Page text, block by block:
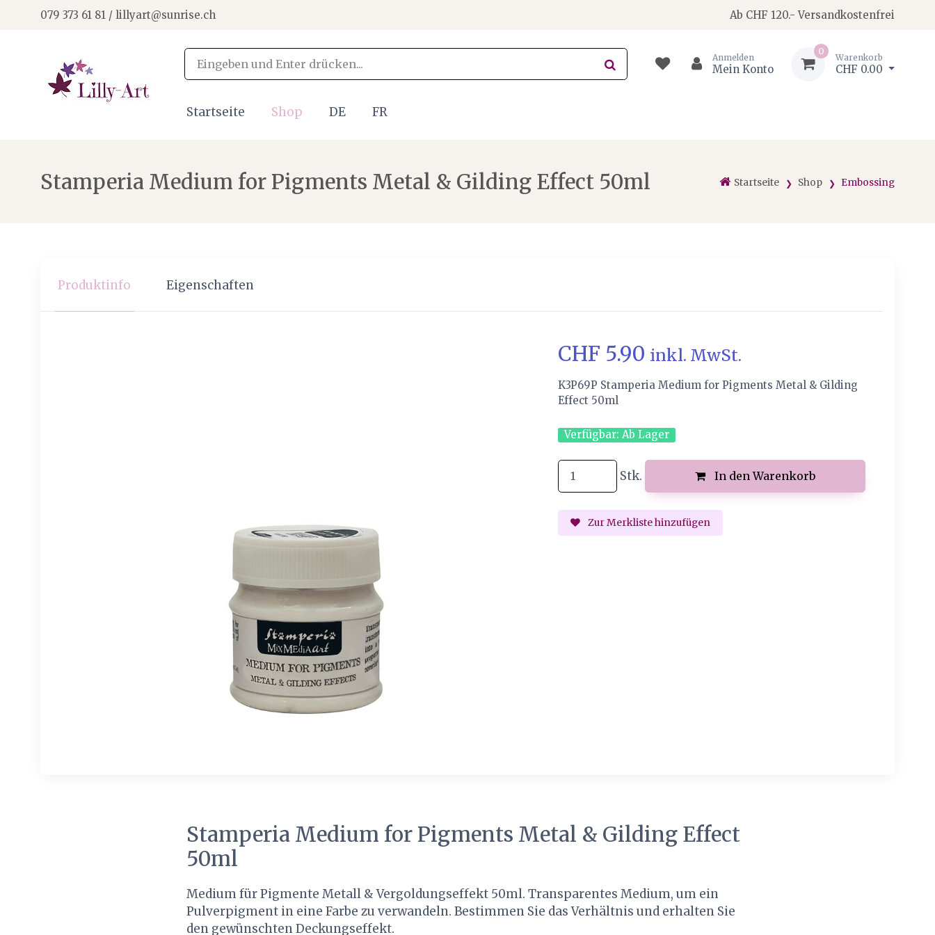
079 373 61 81 / lillyart@sunrise.ch Ab CHF 120.- Versandkostenfrei
Anmelden
Mein Konto
0
Warenkorb
CHF 0.00
Startseite Shop DE FR
Startseite Shop Embossing
Stamperia Medium for Pigments Metal & Gilding Effect 50ml
Produktinfo Eigenschaften
CHF 5.90 inkl. MwSt.
K3P69P Stamperia Medium for Pigments Metal & Gilding
Effect 50ml
Verfügbar: Ab Lager
Stk. In den Warenkorb
Zur Merkliste hinzufügen
Stamperia Medium for Pigments Metal & Gilding Effect
50ml
Medium für Pigmente Metall & Vergoldungseffekt 50ml. Transparentes Medium, um ein
Pulverpigment in eine Farbe zu verwandeln. Bestimmen Sie das Verhältnis und erhalten Sie
den gewünschten Deckungseffekt.